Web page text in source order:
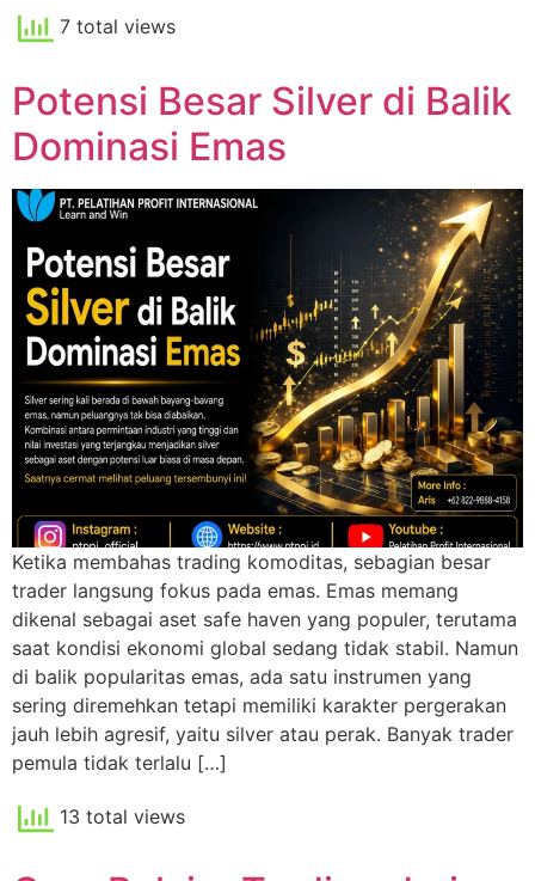
7 total views
Potensi Besar Silver di Balik
Dominasi Emas
Ketika membahas trading komoditas, sebagian besar
trader langsung fokus pada emas. Emas memang
dikenal sebagai aset safe haven yang populer, terutama
saat kondisi ekonomi global sedang tidak stabil. Namun
di balik popularitas emas, ada satu instrumen yang
sering diremehkan tetapi memiliki karakter pergerakan
jauh lebih agresif, yaitu silver atau perak. Banyak trader
pemula tidak terlalu […]
13 total views